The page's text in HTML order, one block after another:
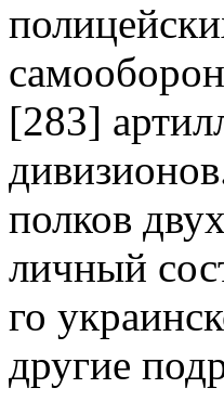
[283]
полков
личный
го
другие